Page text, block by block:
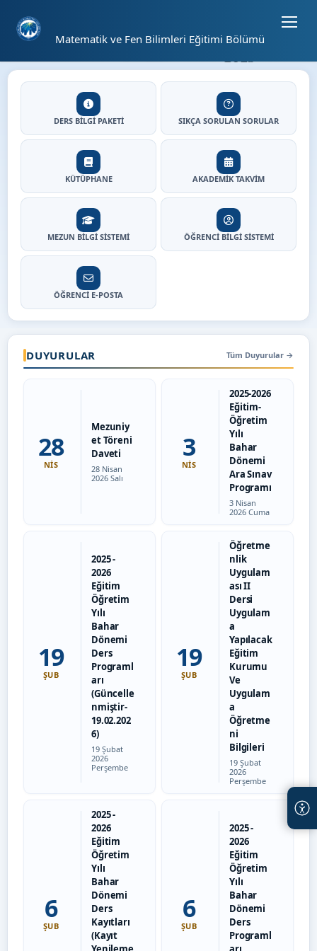
Matematik ve Fen Bilimleri Eğitimi Bölümü
Matematik ve Fen Bilimleri
⏸ 03 25
Hızlı Erişim
DERS BİLGİ PAKETİ SIKÇA SORULAN SORULAR
KÜTÜPHANE AKADEMİK TAKVİM
MEZUN BİLGİ SİSTEMİ ÖĞRENCİ BİLGİ SİSTEMİ
ÖĞRENCİ E-POSTA
DUYURULAR Tüm Duyurular →
28
NIS
Mezuniy
et Töreni
Daveti
Tarih:
28 Nisan
2026 Salı
3
NIS
2025-2026
Eğitim-
Öğretim
Yılı
Bahar
Dönemi
Ara Sınav
Programı
Tarih:
3 Nisan
2026 Cuma
19
ŞUB
2025 -
2026
Eğitim
Öğretim
Yılı
Bahar
Dönemi
Ders
Programl
arı
(Güncelle
nmiştir-
19.02.202
6)
Tarih:
19 Şubat
2026
Perşembe
19
ŞUB
Öğretme
nlik
Uygulam
ası II
Dersi
Uygulam
a
Yapılacak
Eğitim
Kurumu
Ve
Uygulam
a
Öğretme
ni
Bilgileri
Tarih:
19 Şubat
2026
Perşembe
6
ŞUB
2025 -
2026
Eğitim
Öğretim
Yılı
Bahar
Dönemi
Ders
Kayıtları
(Kayıt
6
ŞUB
2025 -
2026
Eğitim
Öğretim
Yılı
Bahar
Dönemi
Ders
Programl